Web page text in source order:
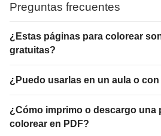
Preguntas frecuentes
¿Estas páginas para colorear
gratuitas?
¿Puedo usarlas en un aula o
¿Cómo imprimo o descargo una
colorear en PDF?